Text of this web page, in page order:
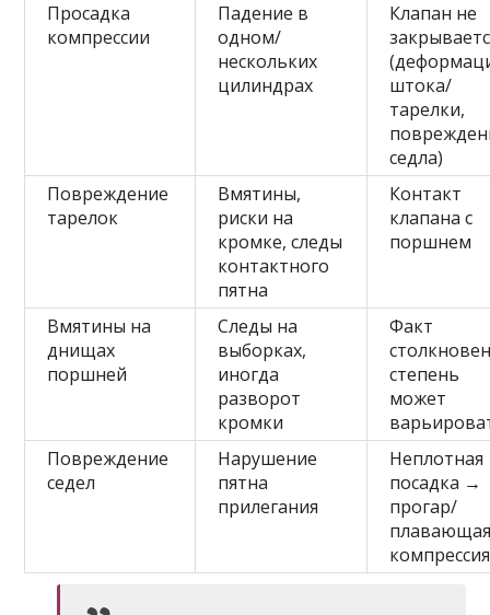
Просадка
компрессии
Падение в
одном/
нескольких
цилиндрах
Клапан не
штока/
тарелки,
седла)
Повреждение
тарелок
Вмятины,
риски на
кромке, следы
контактного
пятна
Контакт
клапана с
поршнем
Вмятины на
днищах
поршней
Следы на
выборках,
иногда
разворот
кромки
Факт
степень
может
Повреждение
седел
Нарушение
пятна
прилегания
Неплотная
посадка →
прогар/
компрессия